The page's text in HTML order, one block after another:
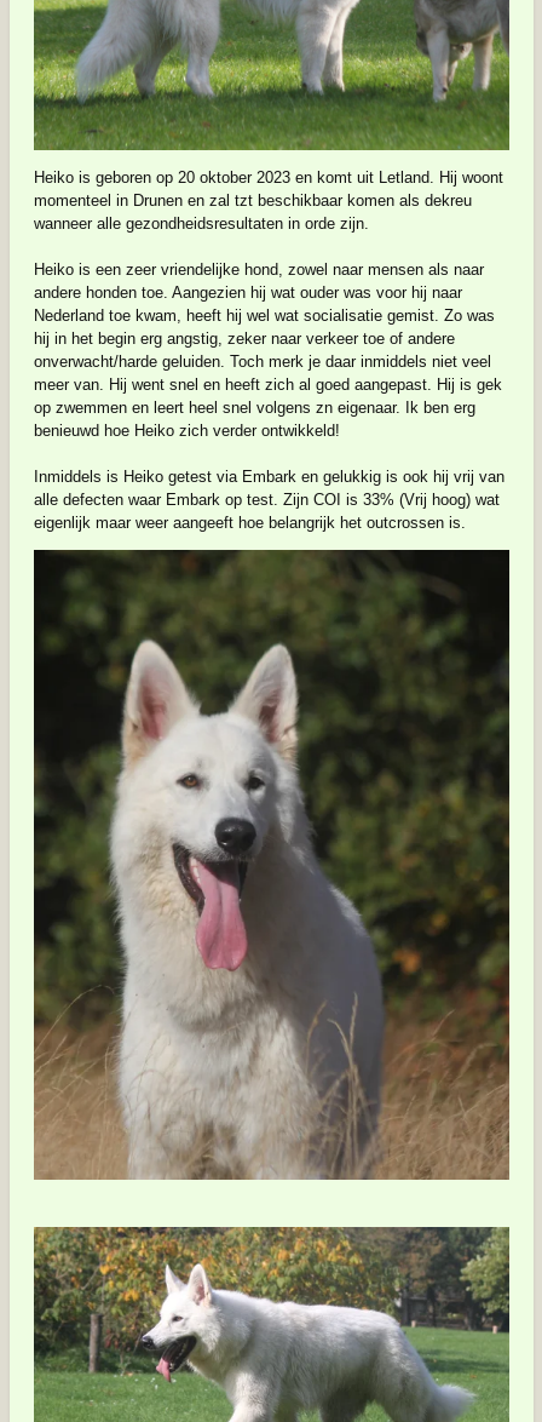
Heiko is geboren op 20 oktober 2023 en komt uit Letland. Hij woont
momenteel in Drunen en zal tzt beschikbaar komen als dekreu
wanneer alle gezondheidsresultaten in orde zijn.
Heiko is een zeer vriendelijke hond, zowel naar mensen als naar
andere honden toe. Aangezien hij wat ouder was voor hij naar
Nederland toe kwam, heeft hij wel wat socialisatie gemist. Zo was
hij in het begin erg angstig, zeker naar verkeer toe of andere
onverwacht/harde geluiden. Toch merk je daar inmiddels niet veel
meer van. Hij went snel en heeft zich al goed aangepast. Hij is gek
op zwemmen en leert heel snel volgens zn eigenaar. Ik ben erg
benieuwd hoe Heiko zich verder ontwikkeld!
Inmiddels is Heiko getest via Embark en gelukkig is ook hij vrij van
alle defecten waar Embark op test. Zijn COI is 33% (Vrij hoog) wat
eigenlijk maar weer aangeeft hoe belangrijk het outcrossen is.